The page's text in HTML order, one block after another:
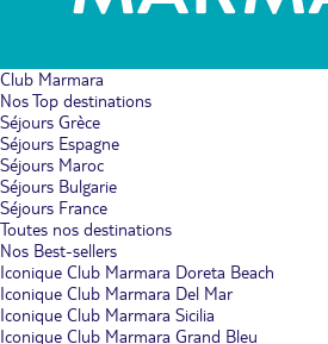
Club Marmara
Nos Top destinations
Séjours Grèce
Séjours Espagne
Séjours Maroc
Séjours Bulgarie
Séjours France
Toutes nos destinations
Nos Best-sellers
Iconique Club Marmara Doreta Beach
Iconique Club Marmara Del Mar
Iconique Club Marmara Sicilia
Iconique Club Marmara Grand Bleu